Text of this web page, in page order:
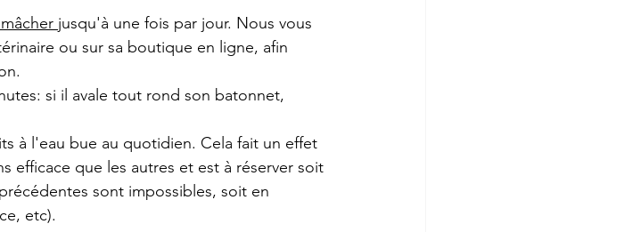
jusqu'à une fois par jour. Nous vous
ou sur sa boutique en ligne, afin
si il avale tout rond son batonnet,
à l'eau bue au quotidien. Cela fait un effet
que les autres et est à réserver soit
sont impossibles, soit en
etc).